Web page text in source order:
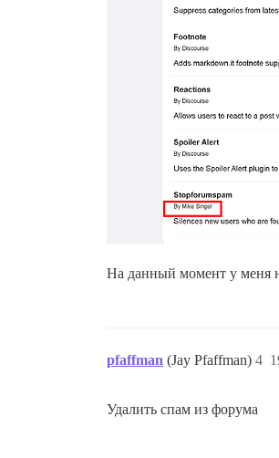
На данный момент у меня
pfaffman (Jay Pfaffman) 4
Удалить спам из форума